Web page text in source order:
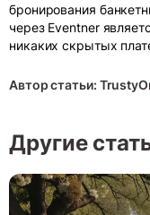
бронирования
через Eventner
никаких скрытых
Автор статьи:
Другие